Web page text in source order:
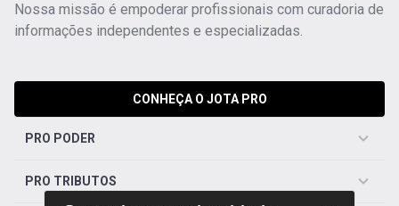
Nossa missão é empoderar profissionais com curadoria de
informações independentes e especializadas.
CONHEÇA O JOTA PRO
PRO PODER
PRO TRIBUTOS